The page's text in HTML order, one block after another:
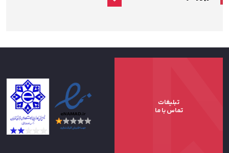
تبلیغات
تماس با ما